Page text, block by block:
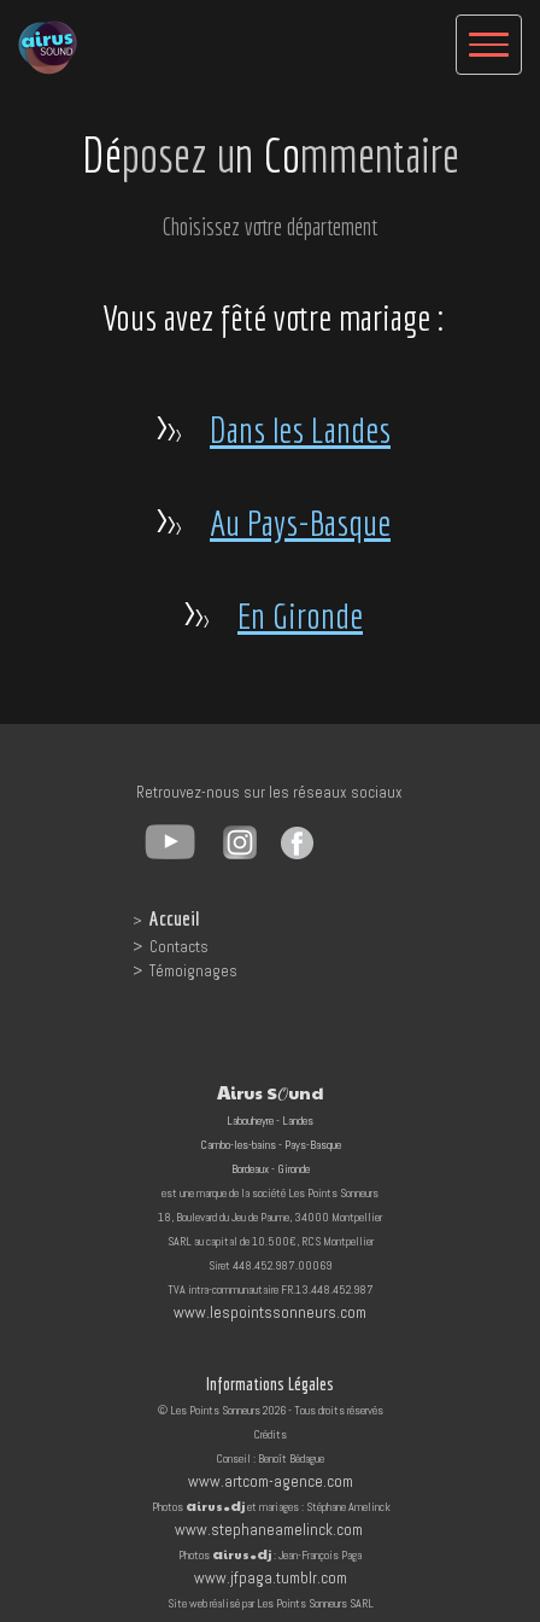
Déposez un Commentaire
Choisissez votre département
Vous avez fêté votre mariage :
>>> Dans les Landes
>>> Au Pays-Basque
>>> En Gironde
Retrouvez-nous sur les réseaux sociaux
> Accueil
> Contacts
> Témoignages
Airus SOund
Labouheyre - Landes
Cambo-les-bains - Pays-Basque
Bordeaux - Gironde
est une marque de la société Les Points Sonneurs
18, Boulevard du Jeu de Paume, 34000 Montpellier
SARL au capital de 10.500€, RCS Montpellier
Siret 448.452.987.00069
TVA intra-communautaire FR.13.448.452.987
www.lespointssonneurs.com
Informations Légales
© Les Points Sonneurs 2026 - Tous droits réservés
Crédits
Conseil : Benoît Bédague
www.artcom-agence.com
Photos airus•djet mariages : Stéphane Amelinck
www.stephaneamelinck.com
Photos airus•dj: Jean-François Paga
www.jfpaga.tumblr.com
Site web réalisé par Les Points Sonneurs SARL